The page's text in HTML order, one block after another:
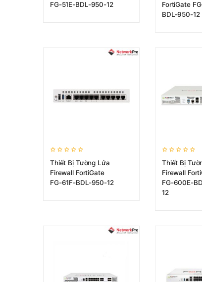
FG-51E-BDL-950-12
FortiGate
BDL-950-12
Thiết Bị Tường Lửa
Firewall FortiGate
FG-61F-BDL-950-12
Thiết Bị
Firewall
FG-600E-
12